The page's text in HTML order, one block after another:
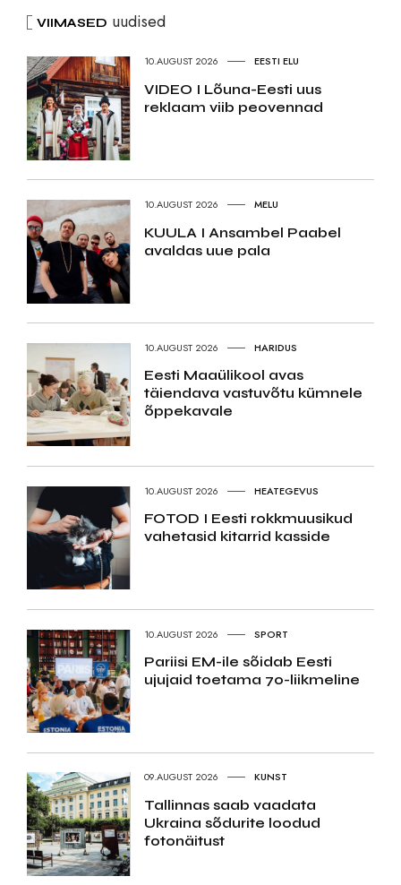
VIIMASED uudised
10.AUGUST 2026 EESTI ELU
VIDEO I Lõuna-Eesti uus
reklaam viib peovennad
10.AUGUST 2026 MELU
KUULA I Ansambel Paabel
avaldas uue pala
10.AUGUST 2026 HARIDUS
Eesti Maaülikool avas
täiendava vastuvõtu kümnele
õppekavale
10.AUGUST 2026 HEATEGEVUS
FOTOD I Eesti rokkmuusikud
vahetasid kitarrid kasside
10.AUGUST 2026 SPORT
Pariisi EM-ile sõidab Eesti
ujujaid toetama 70-liikmeline
09.AUGUST 2026 KUNST
Tallinnas saab vaadata
Ukraina sõdurite loodud
fotonäitust